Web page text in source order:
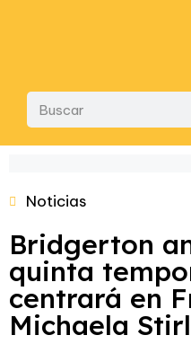
Noticias
Bridgerton
quinta
centrará en
Michaela